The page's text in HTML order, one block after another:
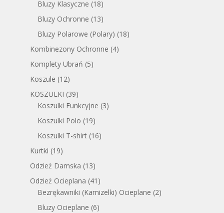
Bluzy Klasyczne (18)
Bluzy Ochronne (13)
Bluzy Polarowe (Polary) (18)
Kombinezony Ochronne (4)
Komplety Ubrań (5)
Koszule (12)
KOSZULKI (39)
Koszulki Funkcyjne (3)
Koszulki Polo (19)
Koszulki T-shirt (16)
Kurtki (19)
Odzież Damska (13)
Odzież Ocieplana (41)
Bezrękawniki (Kamizelki) Ocieplane (2)
Bluzy Ocieplane (6)